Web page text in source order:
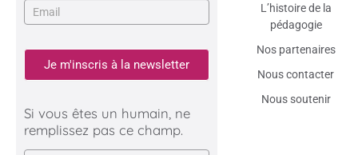
Je m'inscris à la newsletter
Si vous êtes un humain, ne
remplissez pas ce champ.
L’histoire de la
pédagogie
Nos partenaires
Nous contacter
Nous soutenir